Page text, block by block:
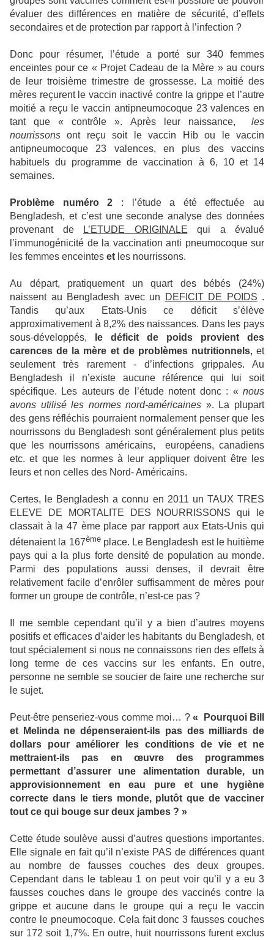
évaluer des différences en matière de sécurité, d’effets
secondaires et de protection par rapport à l’infection ?
Donc pour résumer, l’étude a porté sur 340 femmes
enceintes pour ce « Projet Cadeau de la Mère » au cours
de leur troisième trimestre de grossesse. La moitié des
mères reçurent le vaccin inactivé contre la grippe et l’autre
moitié a reçu le vaccin antipneumocoque 23 valences en
tant que « contrôle ». Après leur naissance,
les
nourrissons ont reçu soit le vaccin Hib ou le vaccin
antipneumocoque 23 valences, en plus des vaccins
habituels du programme de vaccination à 6, 10 et 14
semaines.
Problème numéro 2 : l’étude a été effectuée au
Bengladesh, et c’est une seconde analyse des données
provenant de
L’ETUDE ORIGINALE qui a évalué
l’immunogénicité de la vaccination anti pneumocoque sur
les femmes enceintes et les nourrissons.
Au départ, pratiquement un quart des bébés (24%)
naissent au Bengladesh avec un
DEFICIT DE POIDS .
Tandis qu’aux Etats-Unis ce déficit s’élève
approximativement à 8,2% des naissances. Dans les pays
sous-développés,
le déficit de poids provient des
carences de la mère et de problèmes nutritionnels, et
seulement très rarement - d’infections grippales. Au
Bengladesh il n’existe aucune référence qui lui soit
spécifique. Les auteurs de l’étude notent donc : « nous
avons utilisé les normes nord-américaines ». La plupart
des gens réfléchis pourraient normalement penser que les
nourrissons du Bengladesh sont généralement plus petits
que les nourrissons américains,
européens, canadiens
etc. et que les normes à leur appliquer doivent être les
leurs et non celles des Nord- Américains.
Certes, le Bengladesh a connu en 2011 un TAUX TRES
ELEVE DE MORTALITE DES NOURRISSONS qui le
classait à la 47 ème place par rapport aux Etats-Unis qui
détenaient la 167èmeplace. Le Bengladesh est le huitième
pays qui a la plus forte densité de population au monde.
Parmi des populations aussi denses, il devrait être
relativement facile d’enrôler suffisamment de mères pour
former un groupe de contrôle, n’est-ce pas ?
Il me semble cependant qu’il y a bien d’autres moyens
positifs et efficaces d’aider les habitants du Bengladesh, et
tout spécialement si nous ne connaissons rien des effets à
long terme de ces vaccins sur les enfants. En outre,
personne ne semble se soucier de faire une recherche sur
le sujet.
Peut-être penseriez-vous comme moi… ? « Pourquoi Bill
et Melinda ne dépenseraient-ils pas des milliards de
dollars pour améliorer les conditions de vie et ne
mettraient-ils pas en œuvre des programmes
permettant d’assurer une alimentation durable, un
approvisionnement en eau pure et une hygiène
correcte dans le tiers monde, plutôt que de vacciner
tout ce qui bouge sur deux jambes ? »
Cette étude soulève aussi d’autres questions importantes.
Elle signale en fait qu’il n’existe PAS de différences quant
au nombre de fausses couches des deux groupes.
Cependant dans le tableau 1 on peut voir qu’il y a eu 3
fausses couches dans le groupe des vaccinés contre la
grippe et aucune dans le groupe qui a reçu le vaccin
contre le pneumocoque. Cela fait donc 3 fausses couches
sur 172 soit 1,7%. En outre, huit nourrissons furent exclus